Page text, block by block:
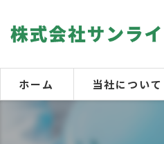
ホーム 当社について